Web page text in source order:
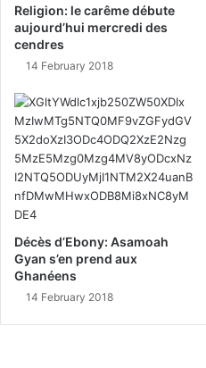
Religion: le carême débute
aujourd’hui mercredi des
cendres
14 February 2018
Décès d’Ebony: Asamoah
Gyan s’en prend aux
Ghanéens
14 February 2018